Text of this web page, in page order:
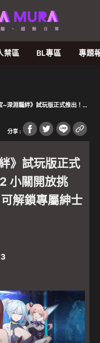
禁區 BL專區 專題
深淵羈絆》試玩版正式推出！
分享 :
》試玩版正式
小關開放挑
解鎖專屬紳士